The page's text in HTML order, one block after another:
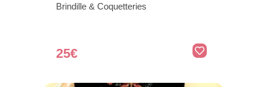
Brindille & Coquetteries
25€